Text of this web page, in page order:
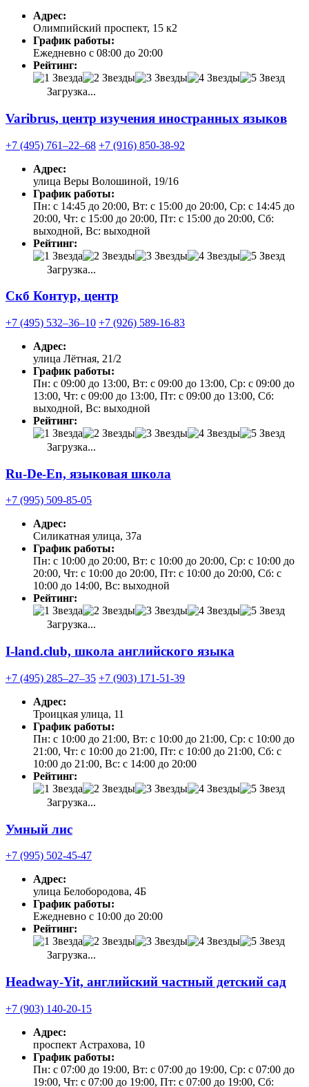
Адрес:
Олимпийский проспект, 15 к2
График работы:
Ежедневно с 08:00 до 20:00
Рейтинг:
Загрузка...
Varibrus, центр изучения иностранных языков
+7 (495) 761‒22‒68 +7 (916) 850-38-92
Адрес:
улица Веры Волошиной, 19/16
График работы:
Пн: с 14:45 до 20:00, Вт: с 15:00 до 20:00, Ср: с 14:45 до
20:00, Чт: с 15:00 до 20:00, Пт: с 15:00 до 20:00, Сб:
выходной, Вс: выходной
Рейтинг:
Загрузка...
Скб Контур, центр
+7 (495) 532‒36‒10 +7 (926) 589-16-83
Адрес:
улица Лётная, 21/2
График работы:
Пн: с 09:00 до 13:00, Вт: с 09:00 до 13:00, Ср: с 09:00 до
13:00, Чт: с 09:00 до 13:00, Пт: с 09:00 до 13:00, Сб:
выходной, Вс: выходной
Рейтинг:
Загрузка...
Ru-De-En, языковая школа
+7 (995) 509-85-05
Адрес:
Силикатная улица, 37а
График работы:
Пн: с 10:00 до 20:00, Вт: с 10:00 до 20:00, Ср: с 10:00 до
20:00, Чт: с 10:00 до 20:00, Пт: с 10:00 до 20:00, Сб: с
10:00 до 14:00, Вс: выходной
Рейтинг:
Загрузка...
I-land.club, школа английского языка
+7 (495) 285‒27‒35 +7 (903) 171-51-39
Адрес:
Троицкая улица, 11
График работы:
Пн: с 10:00 до 21:00, Вт: с 10:00 до 21:00, Ср: с 10:00 до
21:00, Чт: с 10:00 до 21:00, Пт: с 10:00 до 21:00, Сб: с
10:00 до 21:00, Вс: с 14:00 до 20:00
Рейтинг:
Загрузка...
Умный лис
+7 (995) 502-45-47
Адрес:
улица Белобородова, 4Б
График работы:
Ежедневно с 10:00 до 20:00
Рейтинг:
Загрузка...
Headway-Yit, английский частный детский сад
+7 (903) 140-20-15
Адрес:
проспект Астрахова, 10
График работы:
Пн: с 07:00 до 19:00, Вт: с 07:00 до 19:00, Ср: с 07:00 до
19:00, Чт: с 07:00 до 19:00, Пт: с 07:00 до 19:00, Сб: